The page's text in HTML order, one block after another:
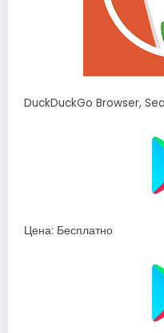
DuckDuckGo Browser,
Цена: Бесплатно